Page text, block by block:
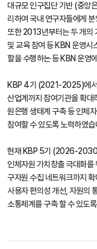
대규모 인구집단 기반 (중앙
리하여 국내 연구자들에게
또한 2013년부터는 두 개의
및 교육 참여 등 KBN 운영시
할을 수행하는 등 KBN 운영
KBP 4기 (2021-2025)에서
산업계까지 참여기관을 확대
원은행 생태계 구축 등 인체
참여할 수 있도록 노력하였습
현재 KBP 5기 (2026-2030)
인체자원 가치창출 극대화를
구자원 수집 네트워크까지
사용자 편의성 개선, 자원의
소통체계를 구축 할 수 있도